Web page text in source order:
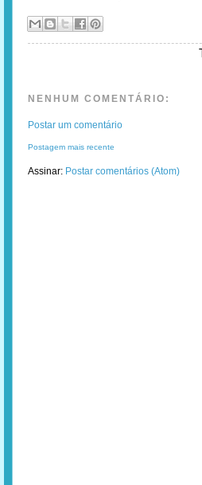
NENHUM COMENTÁRIO:
Postar um comentário
Postagem mais recente
Assinar: Postar comentários (Atom)